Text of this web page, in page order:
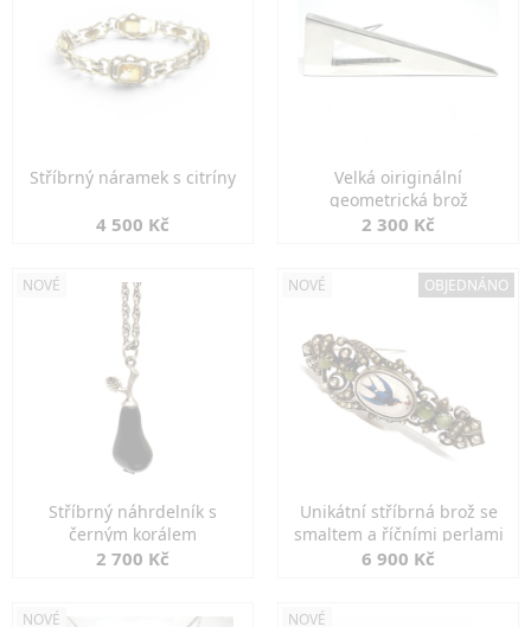
Stříbrný náramek s citríny
4 500 Kč
Velká oiriginální
geometrická brož
2 300 Kč
NOVÉ
Stříbrný náhrdelník s
černým korálem
2 700 Kč
NOVÉ OBJEDNÁNO
Unikátní stříbrná brož se
smaltem a říčními perlami
6 900 Kč
NOVÉ NOVÉ